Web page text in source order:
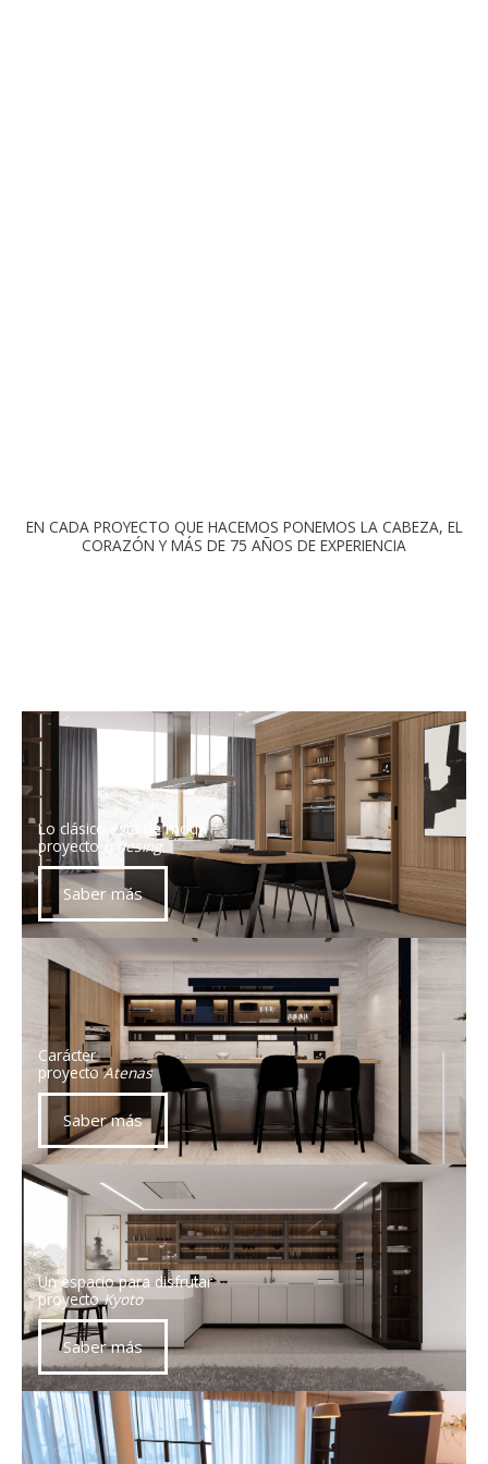
EN CADA PROYECTO QUE HACEMOS PONEMOS LA CABEZA, EL
CORAZÓN Y MÁS DE 75 AÑOS DE EXPERIENCIA
Lo clásico está de moda
proyecto q-desing
Saber más
Carácter
proyectoAtenas
Saber más
Un espacio para disfrutar
proyectoKyoto
Saber más